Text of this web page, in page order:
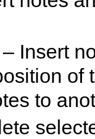
– Insert
of
to